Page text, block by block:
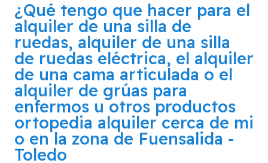
¿Qué tengo que hacer para el
alquiler de una silla de
ruedas, alquiler de una silla
de ruedas eléctrica, el alquiler
de una cama articulada o el
alquiler de grúas para
enfermos u otros productos
ortopedia alquiler cerca de mi
o en la zona de Fuensalida -
Toledo